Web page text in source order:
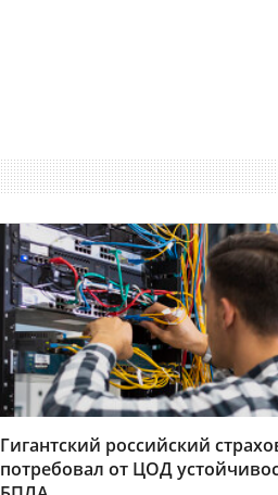
Гигантский российский
потребовал от ЦОД